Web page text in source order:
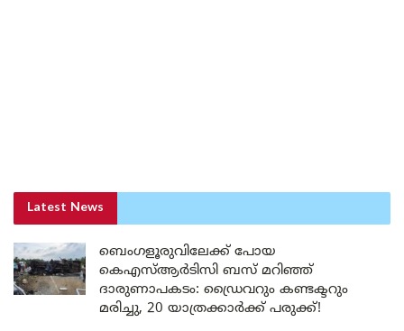
Latest News
ബെംഗളൂരുവിലേക്ക് പോയ
കെഎസ്ആർടിസി ബസ് മറിഞ്ഞ്
ദാരുണാപകടം: ഡ്രൈവറും കണ്ടക്ടറും
മരിച്ചു, 20 യാത്രക്കാർക്ക് പരുക്ക്!